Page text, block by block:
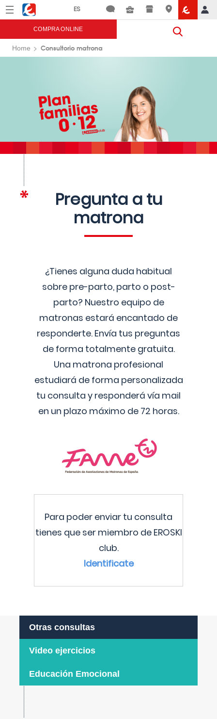
Menú Eroski
COMPRA ONLINE
Home Consultorio matrona
Pregunta a tu
matrona
¿Tienes alguna duda habitual
sobre pre-parto, parto o post-
parto? Nuestro equipo de
matronas estará encantado de
responderte. Envía tus preguntas
de forma totalmente gratuita.
Una matrona profesional
estudiará de forma personalizada
tu consulta y responderá vía mail
en un plazo máximo de 72 horas.
Para poder enviar tu consulta
tienes que ser miembro de EROSKI
club.
Identificate
Otras consultas
Video ejercicios
Educación Emocional